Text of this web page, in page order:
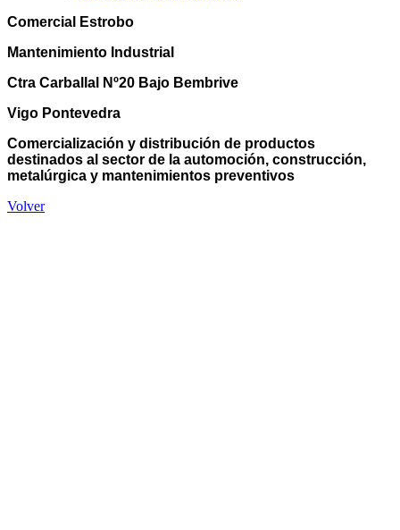
Comercial Estrobo
Mantenimiento Industrial
Ctra Carballal Nº20 Bajo Bembrive
Vigo Pontevedra
Comercialización y distribución de productos
destinados al sector de la automoción, construcción,
metalúrgica y mantenimientos preventivos
Volver